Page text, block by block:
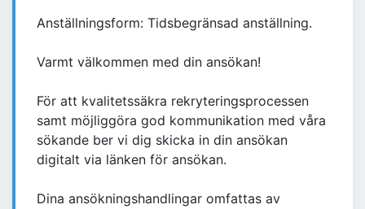
Anställningsform: Tidsbegränsad anställning.
Varmt välkommen med din ansökan!
För att kvalitetssäkra rekryteringsprocessen
samt möjliggöra god kommunikation med våra
sökande ber vi dig skicka in din ansökan
digitalt via länken för ansökan.
Dina ansökningshandlingar omfattas av